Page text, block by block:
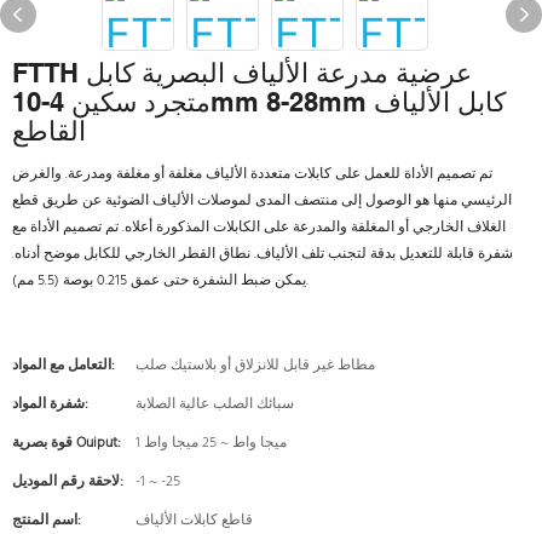
FTTH عرضية مدرعة الألياف البصرية كابل
متجرد سكين 4-10mm 8-28mm كابل الألياف
القاطع
تم تصميم الأداة للعمل على كابلات متعددة الألياف مغلفة أو مغلفة ومدرعة. والغرض
الرئيسي منها هو الوصول إلى منتصف المدى لموصلات الألياف الضوئية عن طريق قطع
الغلاف الخارجي أو المغلفة والمدرعة على الكابلات المذكورة أعلاه. تم تصميم الأداة مع
شفرة قابلة للتعديل بدقة لتجنب تلف الألياف. نطاق القطر الخارجي للكابل موضح أدناه.
يمكن ضبط الشفرة حتى عمق 0.215 بوصة (5.5 مم).
التعامل مع المواد:
مطاط غير قابل للانزلاق أو بلاستيك صلب
شفرة المواد:
سبائك الصلب عالية الصلابة
قوة بصرية Ouiput:
1 ميجا واط ~ 25 ميجا واط
لاحقة رقم الموديل: -1 ~ -25
اسم المنتج:
قاطع كابلات الألياف